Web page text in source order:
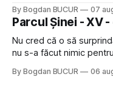
lăsat rece la prima
By Bogdan BUCUR 07
Parcul Șinei - XV
Nu cred că o să
nu s-a făcut nimic
timp pui și latră prin
By Bogdan BUCUR 06